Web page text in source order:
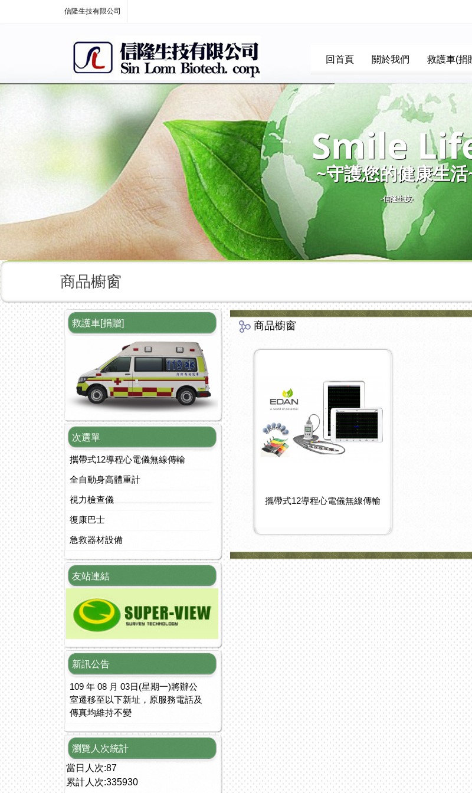
信隆生技有限公司
回首頁 關於我們 救護車(捐
Smile
~守護您的健康生活
-信隆生技-
商品櫥窗
救護車[捐贈]
次選單
攜帶式12導程心電儀無線傳輸
全自動身高體重計
視力檢查儀
復康巴士
急救器材設備
友站連結
新訊公告
109 年 08 月 03日(星期一)將辦公
室遷移至以下新址，原服務電話及
傳真均維持不變
瀏覽人次統計
當日人次:87
累計人次:335930
商品櫥窗
攜帶式12導程心電儀無線傳輸